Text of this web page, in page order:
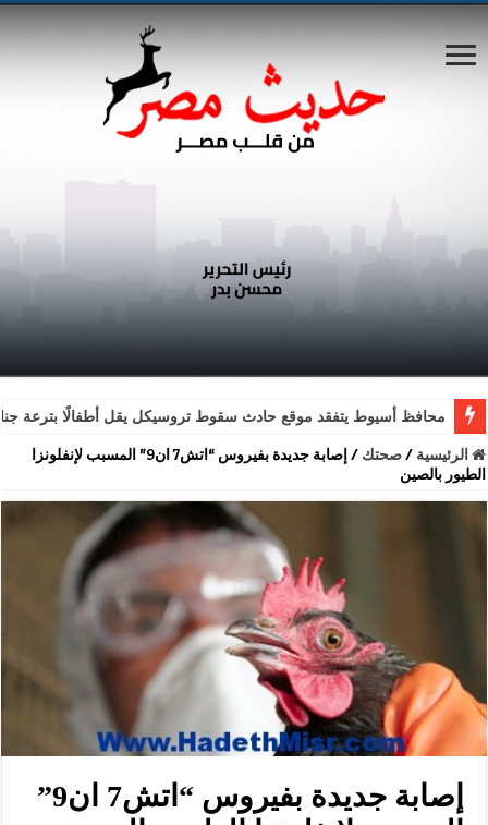
محافظ أسيوط يتفقد موقع حادث سقوط تروسيكل يقل أطفالًا بترعة
الرئيسية /صحتك /
إصابة جديدة بفيروس “اتش7 ان9” المسبب لإنفلونزا
الطيور بالصين
إصابة جديدة بفيروس “اتش7 ان9”